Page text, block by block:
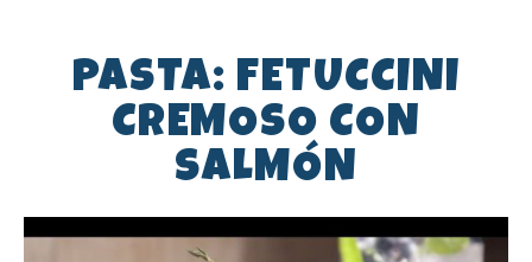
PASTA: FETUCCINI
CREMOSO CON
SALMÓN